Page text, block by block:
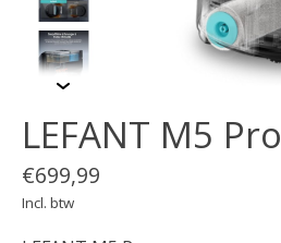
LEFANT M5 Pro
€699,99
Incl. btw